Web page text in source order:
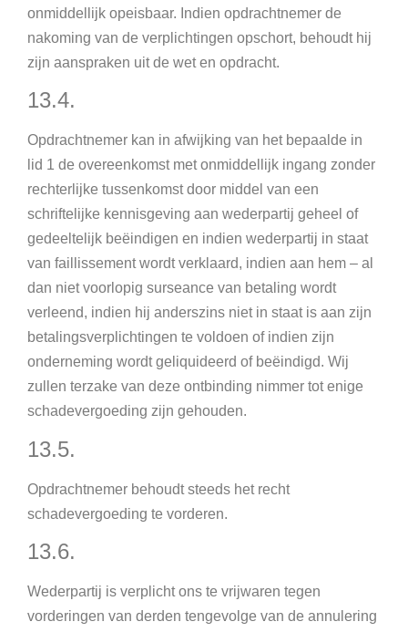
onmiddellijk opeisbaar. Indien opdrachtnemer de
nakoming van de verplichtingen opschort, behoudt hij
zijn aanspraken uit de wet en opdracht.
13.4.
Opdrachtnemer kan in afwijking van het bepaalde in
lid 1 de overeenkomst met onmiddellijk ingang zonder
rechterlijke tussenkomst door middel van een
schriftelijke kennisgeving aan wederpartij geheel of
gedeeltelijk beëindigen en indien wederpartij in staat
van faillissement wordt verklaard, indien aan hem – al
dan niet voorlopig surseance van betaling wordt
verleend, indien hij anderszins niet in staat is aan zijn
betalingsverplichtingen te voldoen of indien zijn
onderneming wordt geliquideerd of beëindigd. Wij
zullen terzake van deze ontbinding nimmer tot enige
schadevergoeding zijn gehouden.
13.5.
Opdrachtnemer behoudt steeds het recht
schadevergoeding te vorderen.
13.6.
Wederpartij is verplicht ons te vrijwaren tegen
vorderingen van derden tengevolge van de annulering